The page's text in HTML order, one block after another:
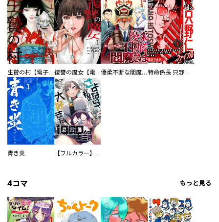
生贄の村【電子単行本版】 復讐の魔女【電子単行本版】 優柔不断な閻魔さま 特命係長 只野仁ファイナル 愛蔵版
青き炎 【フルカラー】さよなら、私の大好きな１０００人のキミ。
4コマ もっと見る